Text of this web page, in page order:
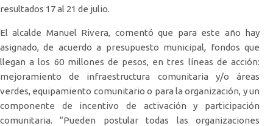
resultados 17 al 21 de julio.
El alcalde Manuel Rivera, comentó que para este año hay
asignado, de acuerdo a presupuesto municipal, fondos que
llegan a los 60 millones de pesos, en tres líneas de acción:
mejoramiento de infraestructura comunitaria y/o áreas
verdes, equipamiento comunitario o para la organización, y un
componente de incentivo de activación y participación
comunitaria. “Pueden postular todas las organizaciones